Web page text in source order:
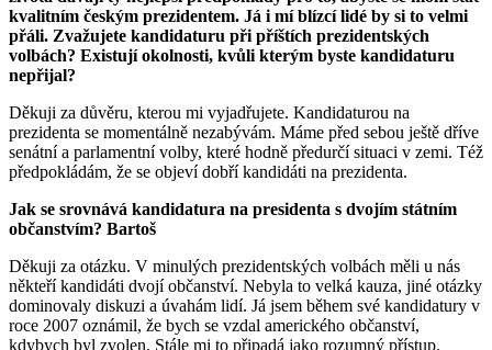
kvalitním českým prezidentem. Já i mí blízcí lidé by si to velmi
přáli. Zvažujete kandidaturu při příštích prezidentských
volbách? Existují okolnosti, kvůli kterým byste kandidaturu
nepřijal?
Děkuji za důvěru, kterou mi vyjadřujete. Kandidaturou na
prezidenta se momentálně nezabývám. Máme před sebou ještě dříve
senátní a parlamentní volby, které hodně předurčí situaci v zemi. Též
předpokládám, že se objeví dobří kandidáti na prezidenta.
Jak se srovnává kandidatura na presidenta s dvojím státním
občanstvím? Bartoš
Děkuji za otázku. V minulých prezidentských volbách měli u nás
někteří kandidáti dvojí občanství. Nebyla to velká kauza, jiné otázky
dominovaly diskuzi a úvahám lidí. Já jsem během své kandidatury v
roce 2007 oznámil, že bych se vzdal amerického občanství,
kdybych byl zvolen. Stále mi to připadá jako rozumný přístup.